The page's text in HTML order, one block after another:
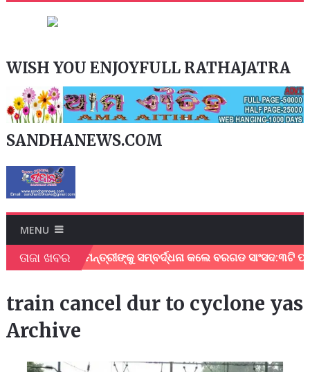
WISH YOU ENJOYFULL RATHAJATRA
SANDHANEWS.COM
MENU
ତାଜା ଖବର
ମୁଖ୍ୟମନ୍ତ୍ରୀଙ୍କୁ ସମ୍ବର୍ଦ୍ଧନା କଲେ ବରଗଡ ସାଂସଦ:୩ଟି ପ୍ରମୁଖ
train cancel dur to cyclone yas
Archive